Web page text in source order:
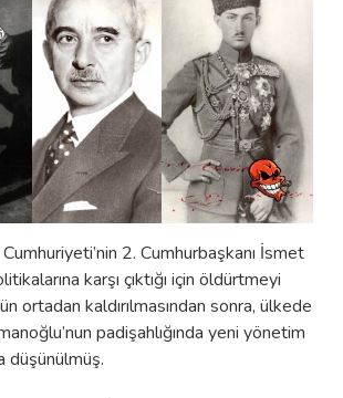
2. Cumhurbaşkanı İsmet
karşı çıktığı için öldürtmeyi
ortadan kaldırılmasından sonra, ülkede
padişahlığında yeni yönetim
düşünülmüş.